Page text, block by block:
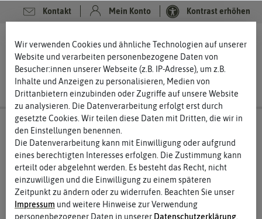
Kontakt Mein Konto Kontrast erhöhen
Wir verwenden Cookies und ähnliche Technologien auf unserer
Website und verarbeiten personenbezogene Daten von
Besucher:innen unserer Webseite (z.B. IP-Adresse), um z.B.
Inhalte und Anzeigen zu personalisieren, Medien von
Drittanbietern einzubinden oder Zugriffe auf unsere Website
zu analysieren. Die Datenverarbeitung erfolgt erst durch
gesetzte Cookies. Wir teilen diese Daten mit Dritten, die wir in
den Einstellungen benennen.
Die Datenverarbeitung kann mit Einwilligung oder aufgrund
eines berechtigten Interesses erfolgen. Die Zustimmung kann
erteilt oder abgelehnt werden. Es besteht das Recht, nicht
einzuwilligen und die Einwilligung zu einem späteren
Zeitpunkt zu ändern oder zu widerrufen. Beachten Sie unser
Impressum und weitere Hinweise zur Verwendung
personenbezogener Daten in unserer Daten­schutz­erklärung